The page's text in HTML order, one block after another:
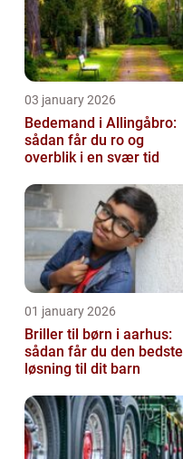
03 january 2026
Bedemand i Allingåbro:
sådan får du ro og
overblik i en svær tid
01 january 2026
Briller til børn i aarhus:
sådan får du den bedste
løsning til dit barn